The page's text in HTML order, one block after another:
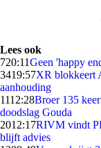
Lees ook
720:11Geen 'happy
3419:57XR blokkeert
aanhouding
1112:28Broer 135
doodslag Gouda
2012:17RIVM vindt
blijft advies